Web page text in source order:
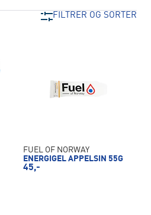
FILTRER OG SORTER
FUEL OF NORWAY
ENERGIGEL APPELSIN 55G
45,-